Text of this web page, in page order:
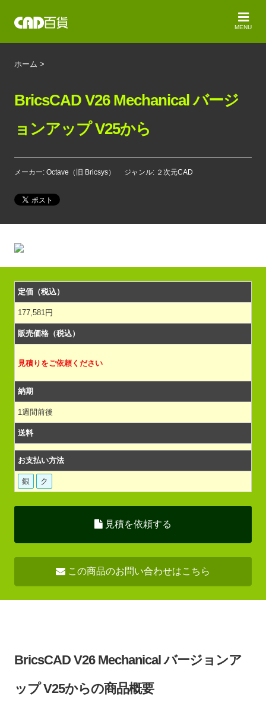
MENU
ホーム >
BricsCAD V26 Mechanical バージ
ョンアップ V25から
メーカー: Octave（旧 Bricsys） ジャンル: ２次元CAD
定価（税込）
177,581円
販売価格（税込）
見積りをご依頼ください
納期
1週間前後
送料
お支払い方法
銀 ク
見積を依頼する
この商品のお問い合わせはこちら
BricsCAD V26 Mechanical バージョンア
ップ V25からの商品概要